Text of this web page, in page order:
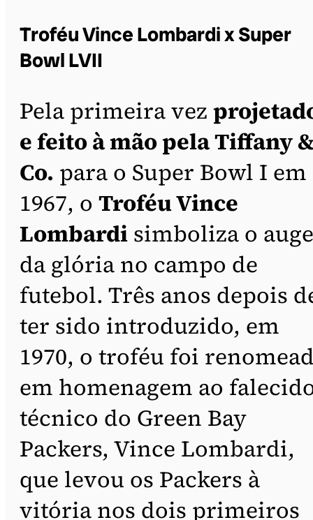
Troféu Vince Lombardi x Super
Bowl LVII
Pela primeira vez
e feito à mão pela Tiffany
Co. para o Super Bowl I em
1967, o Troféu Vince
Lombardi simboliza o auge
da glória no campo de
futebol. Três anos depois
ter sido introduzido, em
1970, o troféu foi
em homenagem ao
técnico do Green Bay
Packers, Vince Lombardi,
que levou os Packers à
vitória nos dois primeiros